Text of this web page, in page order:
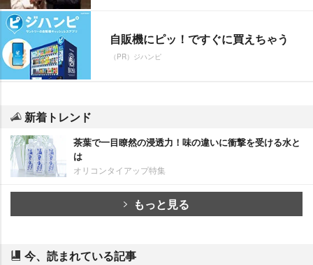
自販機にピッ！ですぐに買えちゃう
（PR）ジハンピ
新着トレンド
茶葉で一目瞭然の浸透力！味の違いに衝撃を受ける水と
は
オリコンタイアップ特集
もっと見る
今、読まれている記事